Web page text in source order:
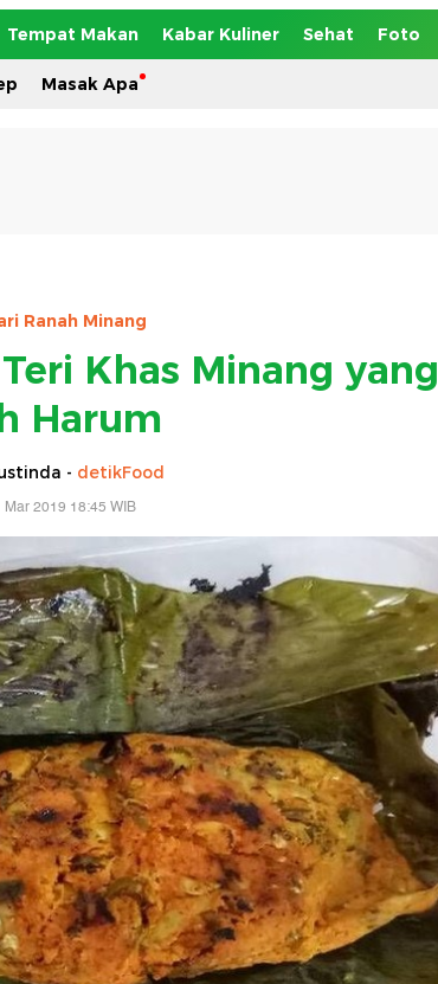
Tempat Makan Kabar Kuliner Sehat Foto
Masak Apa
Ranah Minang
Khas Minang yang
Harum
- detikFood
Mar 2019 18:45 WIB